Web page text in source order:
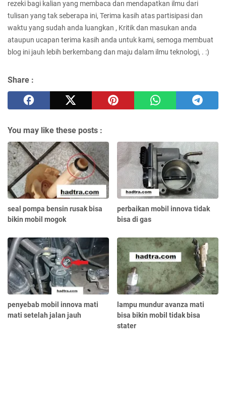
rezeki bagi kalian yang membaca dan mendapatkan ilmu dari
tulisan yang tak seberapa ini, Terima kasih atas partisipasi dan
waktu yang sudah anda luangkan , Kritik dan masukan anda
ataupun ucapan terima kasih anda untuk kami, semoga membuat
blog ini jauh lebih berkembang dan maju dalam ilmu teknologi, . :)
Share :
You may like these posts :
seal pompa bensin rusak bisa
bikin mobil mogok
perbaikan mobil innova tidak
bisa di gas
penyebab mobil innova mati
mati setelah jalan jauh
lampu mundur avanza mati
bisa bikin mobil tidak bisa
stater